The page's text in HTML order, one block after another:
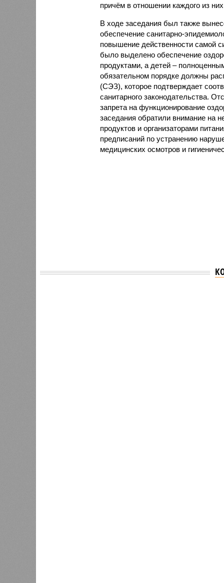
причём в отношении каждого из
В ходе заседания был также
обеспечение санитарно-
повышение действенности самой
было выделено обеспечение
продуктами, а детей –
обязательном порядке должны
(СЭЗ), которое подтверждает
санитарного законодательства.
запрета на функционирование
заседания обратили внимание на
продуктов и организаторами
предписаний по устранению
медицинских осмотров и